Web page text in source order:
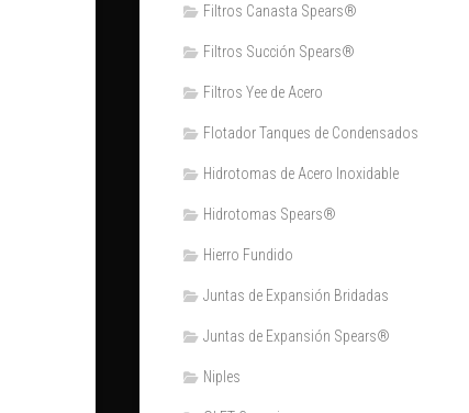
Filtros Canasta Spears®
Filtros Succión Spears®
Filtros Yee de Acero
Flotador Tanques de Condensados
Hidrotomas de Acero Inoxidable
Hidrotomas Spears®
Hierro Fundido
Juntas de Expansión Bridadas
Juntas de Expansión Spears®
Niples